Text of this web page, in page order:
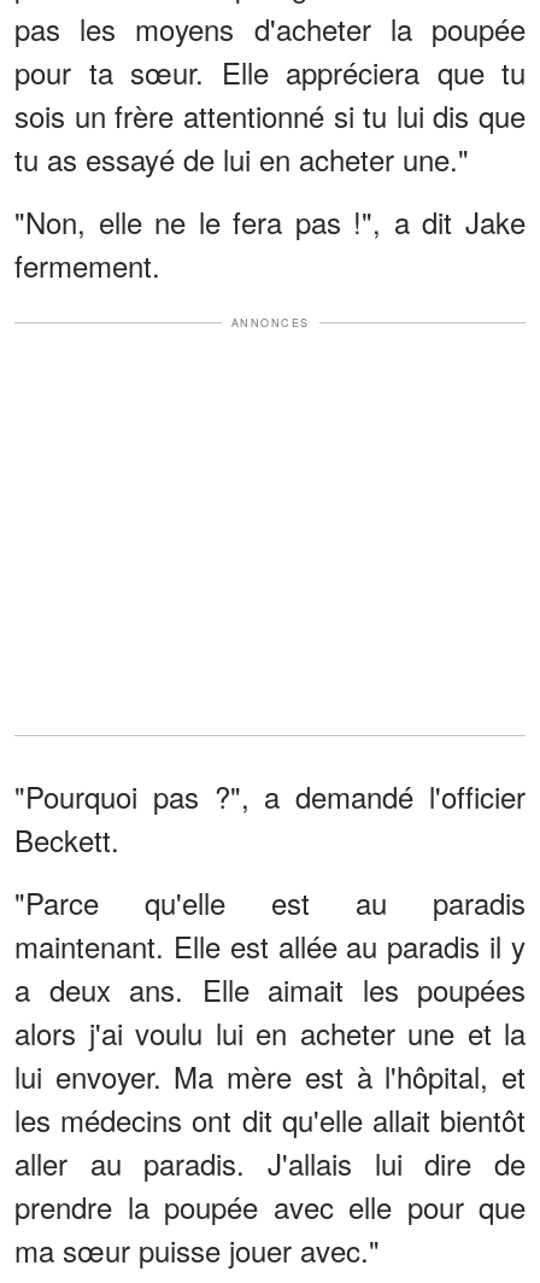
pas les moyens d'acheter la poupée
pour ta sœur. Elle appréciera que tu
sois un frère attentionné si tu lui dis que
tu as essayé de lui en acheter une."
"Non, elle ne le fera pas !", a dit Jake
fermement.
ANNONCES
"Pourquoi pas ?", a demandé l'officier
Beckett.
"Parce qu'elle est au paradis
maintenant. Elle est allée au paradis il y
a deux ans. Elle aimait les poupées
alors j'ai voulu lui en acheter une et la
lui envoyer. Ma mère est à l'hôpital, et
les médecins ont dit qu'elle allait bientôt
aller au paradis. J'allais lui dire de
prendre la poupée avec elle pour que
ma sœur puisse jouer avec."